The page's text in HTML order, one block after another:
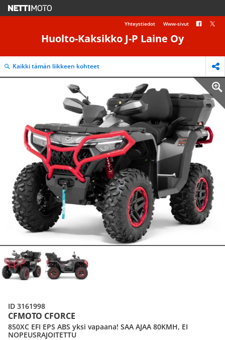
Huolto-Kaksikko J-P Laine Oy
Yhteystiedot Www-sivut
Kaikki tämän liikkeen kohteet
CFMOTO CFORCE
850XC EFI EPS ABS yksi vapaana! SAA AJAA 80KMH, EI
NOPEUSRAJOITETTU
ID 3161998